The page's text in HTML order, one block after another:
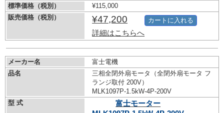
標準価格（税別）
¥115,000
販売価格（税別）
¥47,200
詳細はこちらへ
カートに入れる
メーカー名
富士電機
品名
三相全閉外扇モータ（全閉外扇モータ フ
ランジ取付 200V）
MLK1097P-1.5kW-4P-200V
型 式
富士モーター